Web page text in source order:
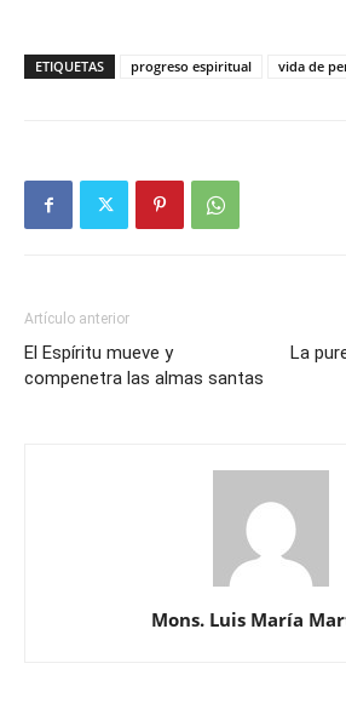
ETIQUETAS progreso espiritual vida de
Artículo anterior
El Espíritu mueve y
compenetra las almas santas
La
Mons. Luis María